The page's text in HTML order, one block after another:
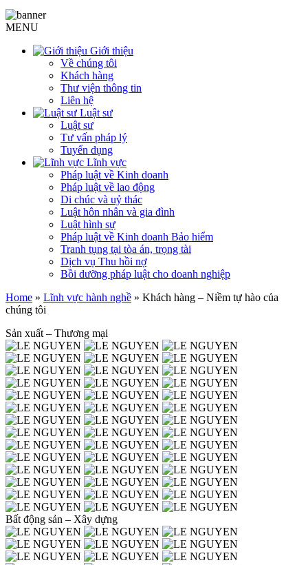
MENU
Giới thiệu
Về chúng tôi
Khách hàng
Thư viện thông tin
Liên hệ
Luật sư
Luật sư
Tư vấn pháp lý
Tuyển dụng
Lĩnh vực
Pháp luật về Kinh doanh
Pháp luật về lao động
Di chúc và uỷ thác
Luật hôn nhân và gia đình
Luật hình sự
Pháp luật về Kinh doanh Bảo hiểm
Tranh tụng tại tòa án, trọng tài
Dịch vụ Thu hồi nợ
Bồi dưỡng pháp luật cho doanh nghiệp
Home » Lĩnh vực hành nghề » Khách hàng – Niềm tự hào của
chúng tôi
Sản xuất – Thương mại
Bất động sản – Xây dựng